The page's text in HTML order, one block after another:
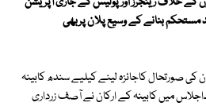
بنانے کے وسیع پلان پربھی
کی صورتحال کاجائزہ لینے کیلیے سندھ کابینہ
میں کابینہ کے ارکان نے آصف زرداری